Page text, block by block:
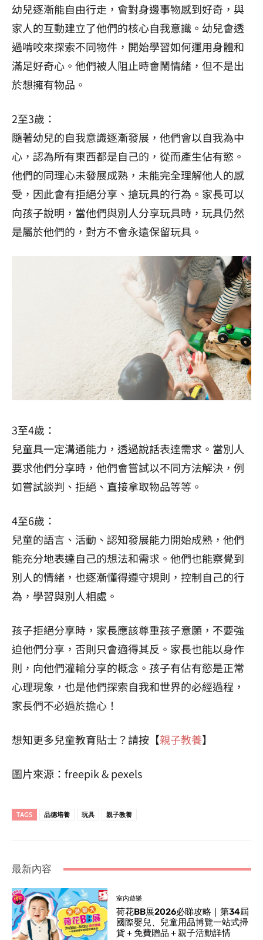
幼兒逐漸能自由行走，會對身邊事物感到好奇，與
家人的互動建立了他們的核心自我意識。幼兒會透
過啃咬來探索不同物件，開始學習如何運用身體和
滿足好奇心。他們被人阻止時會鬧情緒，但不是出
於想擁有物品。
2至3歲：
隨著幼兒的自我意識逐漸發展，他們會以自我為中
心，認為所有東西都是自己的，從而產生佔有慾。
他們的同理心未發展成熟，未能完全理解他人的感
受，因此會有拒絕分享、搶玩具的行為。家長可以
向孩子說明，當他們與別人分享玩具時，玩具仍然
是屬於他們的，對方不會永遠保留玩具。
3至4歲：
兒童具一定溝通能力，透過說話表達需求。當別人
要求他們分享時，他們會嘗試以不同方法解決，例
如嘗試談判、拒絕、直接拿取物品等等。
4至6歲：
兒童的語言、活動、認知發展能力開始成熟，他們
能充分地表達自己的想法和需求。他們也能察覺到
別人的情緒，也逐漸懂得遵守規則，控制自己的行
為，學習與別人相處。
孩子拒絕分享時，家長應該尊重孩子意願，不要強
迫他們分享，否則只會適得其反。家長也能以身作
則，向他們灌輸分享的概念。孩子有佔有慾是正常
心理現象，也是他們探索自我和世界的必經過程，
家長們不必過於擔心！
想知更多兒童教育貼士？請按【親子教養】
圖片來源：freepik & pexels
TAGS 品德培養 玩具 親子教養
最新內容
室內遊樂
荷花BB展2026必睇攻略｜第34屆
國際嬰兒、兒童用品博覽一站式掃
貨＋免費贈品＋親子活動詳情